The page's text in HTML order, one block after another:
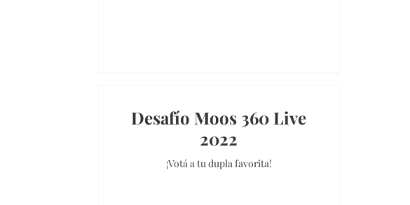
Desafío Moos 360 Live
2022
¡Votá a tu dupla favorita!